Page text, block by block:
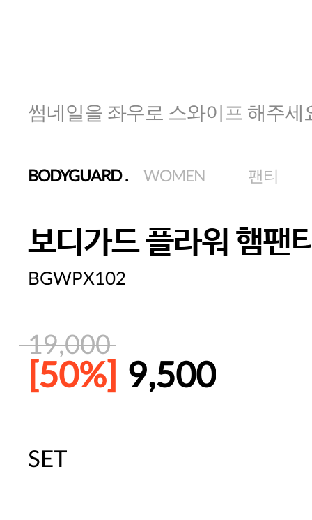
썸네일을 좌우로 스와이프 해주세
BODYGUARD. WOMEN 팬티
보디가드 플라워 햄팬
BGWPX102
19,000
[50%] 9,500
주말특가 20%(8.7~8.9)/5만원 이
SET